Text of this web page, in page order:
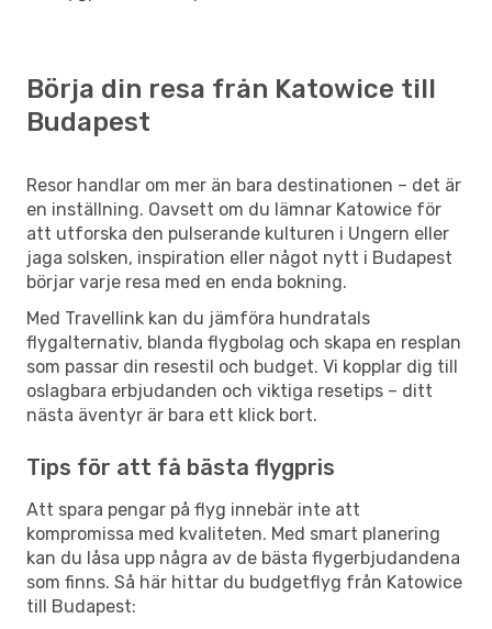
Börja din resa från Katowice till
Budapest
Resor handlar om mer än bara destinationen – det är
en inställning. Oavsett om du lämnar Katowice för
att utforska den pulserande kulturen i Ungern eller
jaga solsken, inspiration eller något nytt i Budapest
börjar varje resa med en enda bokning.
Med Travellink kan du jämföra hundratals
flygalternativ, blanda flygbolag och skapa en resplan
som passar din resestil och budget. Vi kopplar dig till
oslagbara erbjudanden och viktiga resetips – ditt
nästa äventyr är bara ett klick bort.
Tips för att få bästa flygpris
Att spara pengar på flyg innebär inte att
kompromissa med kvaliteten. Med smart planering
kan du låsa upp några av de bästa flygerbjudandena
som finns. Så här hittar du budgetflyg från Katowice
till Budapest: